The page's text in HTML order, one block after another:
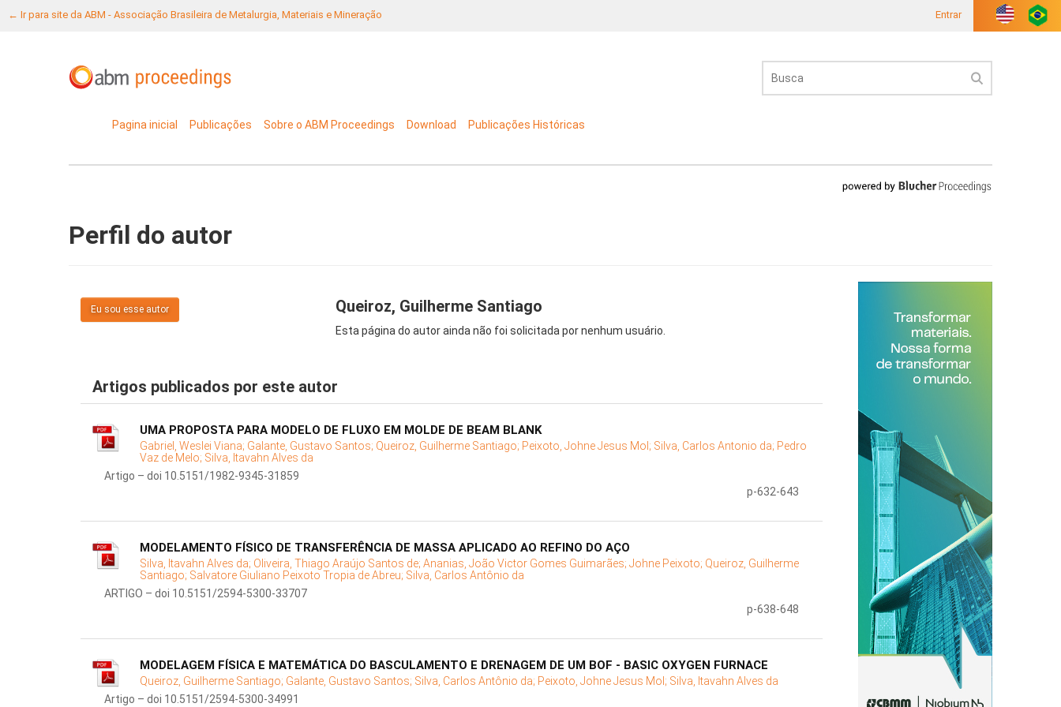
← Ir para site da ABM - Associação Brasileira de Metalurgia, Materiais e Mineração Entrar
Pagina inicial Publicações Sobre o ABM Proceedings Download Publicações Históricas
Perfil do autor
Eu sou esse autor Queiroz, Guilherme Santiago
Esta página do autor ainda não foi solicitada por nenhum usuário.
Artigos publicados por este autor
UMA PROPOSTA PARA MODELO DE FLUXO EM MOLDE DE BEAM BLANK
Gabriel, Weslei Viana; Galante, Gustavo Santos; Queiroz, Guilherme Santiago; Peixoto, Johne Jesus Mol; Silva, Carlos Antonio da; Pedro
Vaz de Melo; Silva, Itavahn Alves da
Artigo – doi 10.5151/1982-9345-31859
p-632-643
MODELAMENTO FÍSICO DE TRANSFERÊNCIA DE MASSA APLICADO AO REFINO DO AÇO
Silva, Itavahn Alves da; Oliveira, Thiago Araújo Santos de; Ananias, João Victor Gomes Guimarães; Johne Peixoto; Queiroz, Guilherme
Santiago; Salvatore Giuliano Peixoto Tropia de Abreu; Silva, Carlos Antônio da
ARTIGO – doi 10.5151/2594-5300-33707
p-638-648
MODELAGEM FÍSICA E MATEMÁTICA DO BASCULAMENTO E DRENAGEM DE UM BOF - BASIC OXYGEN FURNACE
Queiroz, Guilherme Santiago; Galante, Gustavo Santos; Silva, Carlos Antônio da; Peixoto, Johne Jesus Mol; Silva, Itavahn Alves da
Artigo – doi 10.5151/2594-5300-34991